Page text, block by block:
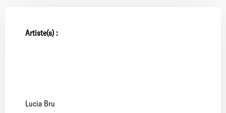
Artiste(s) :
Lucia Bru